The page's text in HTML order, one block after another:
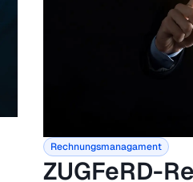
Rechnungsmanagament
ZUGFeRD-